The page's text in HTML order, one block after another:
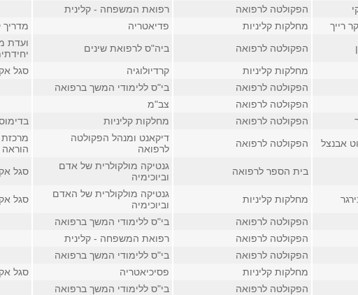
הפקולטה לרפואה
רפואת המשפחה - קלינית
רייך
מחלקות קליניות פדיאטריה
מדריך
הפקולטה לרפואה ביה"ס לרפואת שינים
ועדת
מחלקות קליניות קרדיולוגיה סגל
הפקולטה לרפואה
בי"ס ללימודי המשך ברפואה
הפקולטה לרפואה
צב"מ
הפקולטה לרפואה מחלקות קליניות
אבנצל
הפקולטה לרפואה
דיקאנט ומנהל הפקולטה
לרפואה
הוראה
בית הספר לרפואה
גנטיקה מולקולרית של אדם
וביוכימיה
סגל
מחלקות קליניות
גנטיקה מולקולרית של האדם
וביוכימיה
סגל
הפקולטה לרפואה
בי"ס ללימודי המשך ברפואה
הפקולטה לרפואה
רפואת המשפחה - קלינית
הפקולטה לרפואה
בי"ס ללימודי המשך ברפואה
מחלקות קליניות
פסיכיאטריה
סגל
הפקולטה לרפואה
בי"ס ללימודי המשך ברפואה